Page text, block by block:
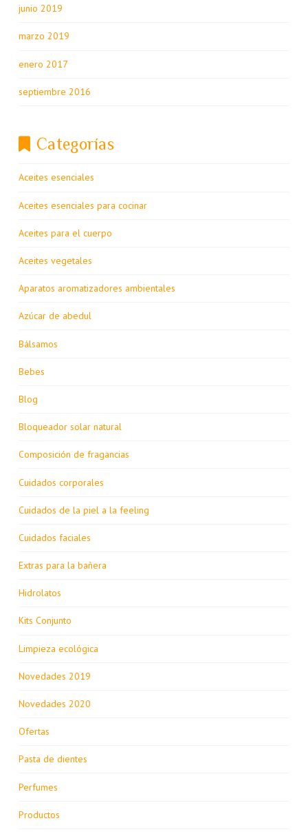
junio 2019
marzo 2019
enero 2017
septiembre 2016
Categorías
Aceites esenciales
Aceites esenciales para cocinar
Aceites para el cuerpo
Aceites vegetales
Aparatos aromatizadores ambientales
Azúcar de abedul
Bálsamos
Bebes
Blog
Bloqueador solar natural
Composición de fragancias
Cuidados corporales
Cuidados de la piel a la feeling
Cuidados faciales
Extras para la bañera
Hidrolatos
Kits Conjunto
Limpieza ecológica
Novedades 2019
Novedades 2020
Ofertas
Pasta de dientes
Perfumes
Productos